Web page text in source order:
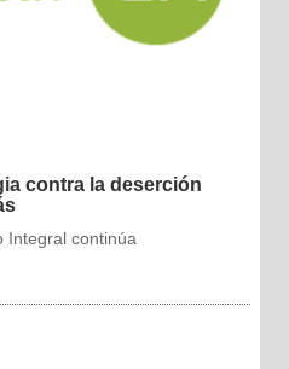
contra la deserción
Integral continúa